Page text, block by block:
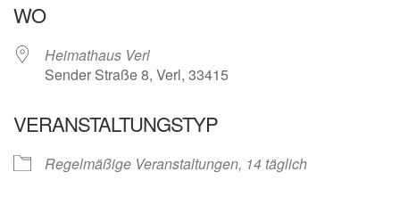
WO
Heimathaus Verl
Sender Straße 8, Verl, 33415
VERANSTALTUNGSTYP
Regelmäßige Veranstaltungen, 14 täglich